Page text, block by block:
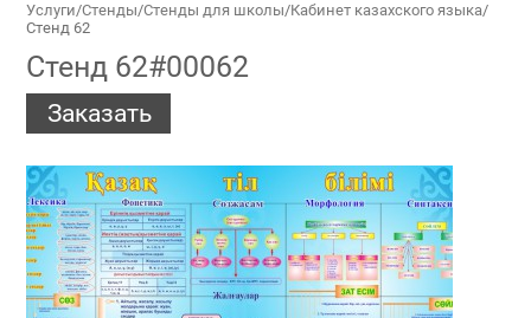
Услуги/Стенды/Стенды для школы/Кабинет казахского языка/
Стенд 62
Стенд 62#00062
Заказать